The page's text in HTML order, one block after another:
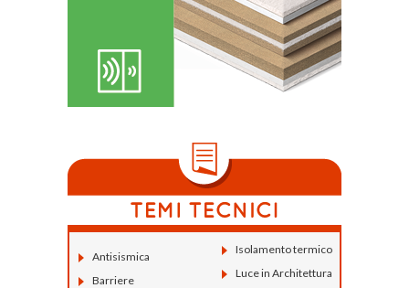
Antisismica
Barriere
Isolamento termico
Luce in Architettura